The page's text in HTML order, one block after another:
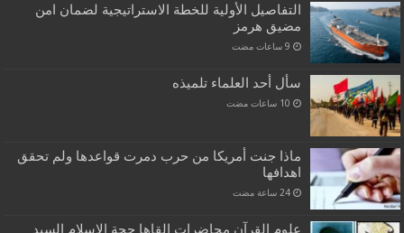
التفاصيل الأولية للخطة الاستراتيجية لضمان امن
مضيق هرمز
سأل أحد العلماء تلميذه
ماذا جنت أمريكا من حرب دمرت قواعدها ولم تحقق
اهدافها
‏24 ساعة مضت
علوم القرآن محاضرات القاها حجة الاسلام السيد